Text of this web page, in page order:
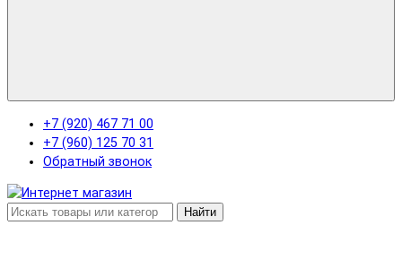
+7 (920) 467 71 00
+7 (960) 125 70 31
Обратный звонок
Найти